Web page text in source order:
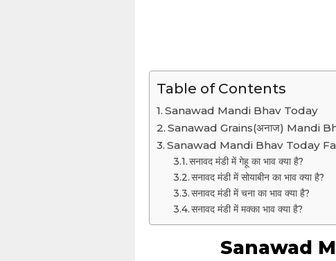
Table of Contents
Sanawad Mandi Bhav Today
Sanawad Grains(अनाज) Mandi
Sanawad Mandi Bhav Today
सनावद मंडी में गेहू का भाव क्या है?
सनावद मंडी में सोयाबीन का भाव क्या है?
सनावद मंडी में चना का भाव क्या है?
सनावद मंडी में मक्का भाव क्या है?
Sanawad